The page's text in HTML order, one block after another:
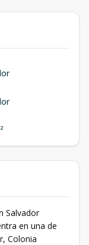
Salvador
en una de
Colonia